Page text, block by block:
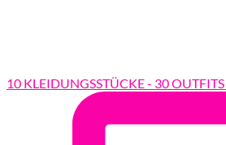
10 KLEIDUNGSSTÜCKE - 30